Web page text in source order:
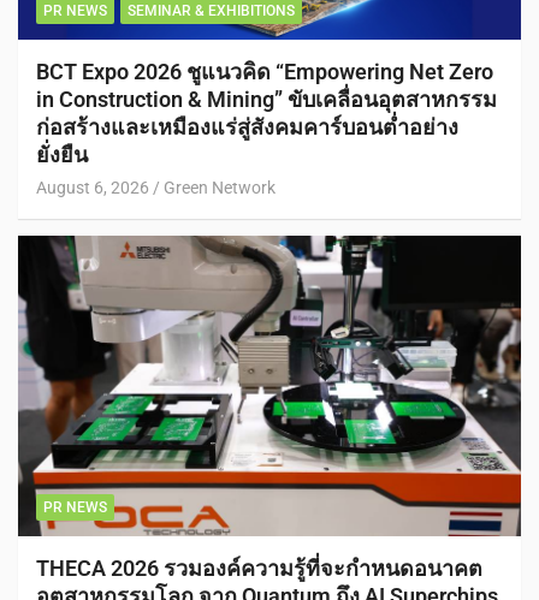
PR NEWS SEMINAR & EXHIBITIONS
BCT Expo 2026 ชูแนวคิด “Empowering Net Zero
in Construction & Mining” ขับเคลื่อนอุตสาหกรรม
ก่อสร้างและเหมืองแร่สู่สังคมคาร์บอนต่ำอย่าง
ยั่งยืน
August 6, 2026 Green Network
PR NEWS
THECA 2026 รวมองค์ความรู้ที่จะกำหนดอนาคต